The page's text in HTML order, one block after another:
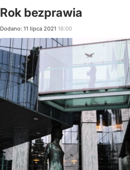
Rok bezprawia
Dodano: 11 lipca 2021 16:00